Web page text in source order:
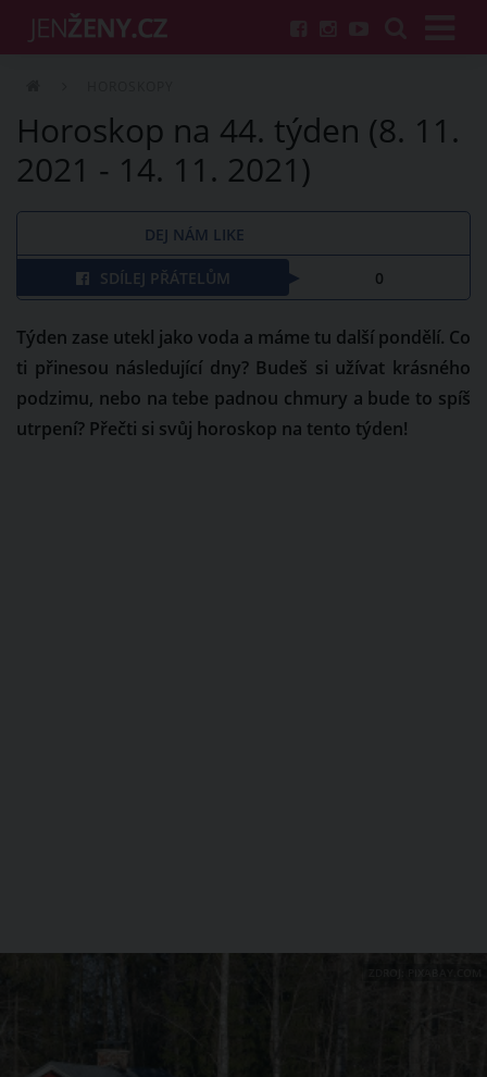
Horoskop na 44. týden (8. 11.
2021 - 14. 11. 2021)
DEJ NÁM LIKE
SDÍLEJ PŘÁTELŮM 0
Týden zase utekl jako voda a máme tu další pondělí. Co
ti přinesou následující dny? Budeš si užívat krásného
podzimu, nebo na tebe padnou chmury a bude to spíš
utrpení? Přečti si svůj horoskop na tento týden!